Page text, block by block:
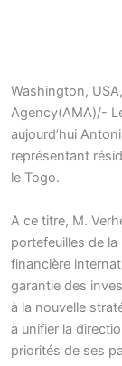
Washington,
Agency(AMA)/-
aujourd’hui
représentant
le Togo.
A ce titre, M.
portefeuilles de la
financière
garantie des
à la nouvelle
à unifier la
priorités de ses